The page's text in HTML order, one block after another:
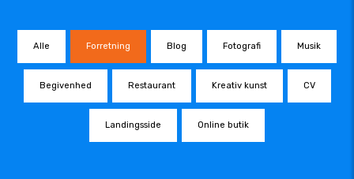
Alle Forretning Blog Fotografi Musik
Begivenhed Restaurant Kreativ kunst CV
Landingsside Online butik